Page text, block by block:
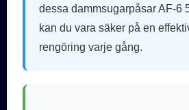
dessa dammsugarpåsar AF-6
kan du vara säker på en
rengöring varje gång.